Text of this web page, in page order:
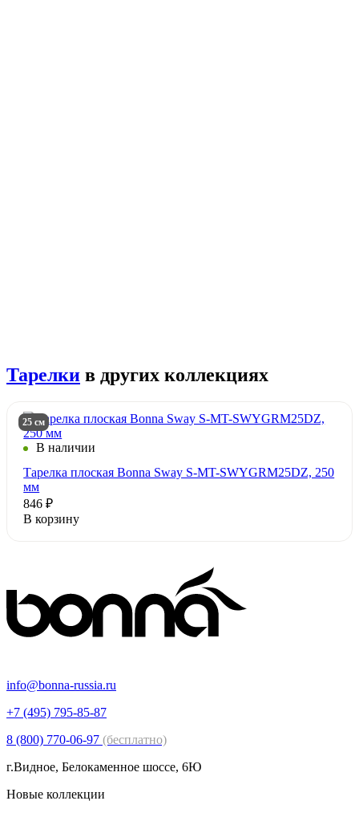
Тарелки в других коллекциях
25 см
В наличии
Тарелка плоская Bonna Sway S-MT-SWYGRM25DZ, 250
мм
846 ₽
В корзину
info@bonna-russia.ru
+7 (495) 795-85-87
8 (800) 770-06-97 (бесплатно)
г.Видное, Белокаменное шоссе, 6Ю
Новые коллекции